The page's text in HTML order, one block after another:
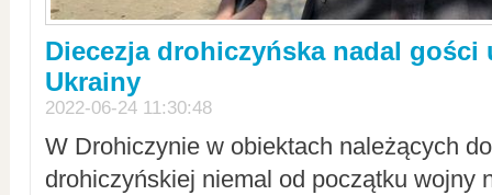
Diecezja drohiczyńska nadal gości
Ukrainy
2022-06-24 11:30:48
W Drohiczynie w obiektach należących
drohiczyńskiej niemal od początku wojny